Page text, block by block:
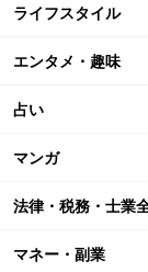
ライフスタイル
エンタメ・趣味
占い
マンガ
法律・税務・士業
マネー・副業